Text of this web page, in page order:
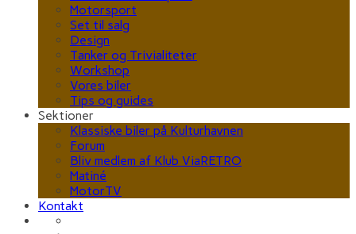
Motorsport
Set til salg
Design
Tanker og Trivialiteter
Workshop
Vores biler
Tips og guides
Sektioner
Klassiske biler på Kulturhavnen
Forum
Bliv medlem af Klub ViaRETRO
Matiné
MotorTV
Kontakt